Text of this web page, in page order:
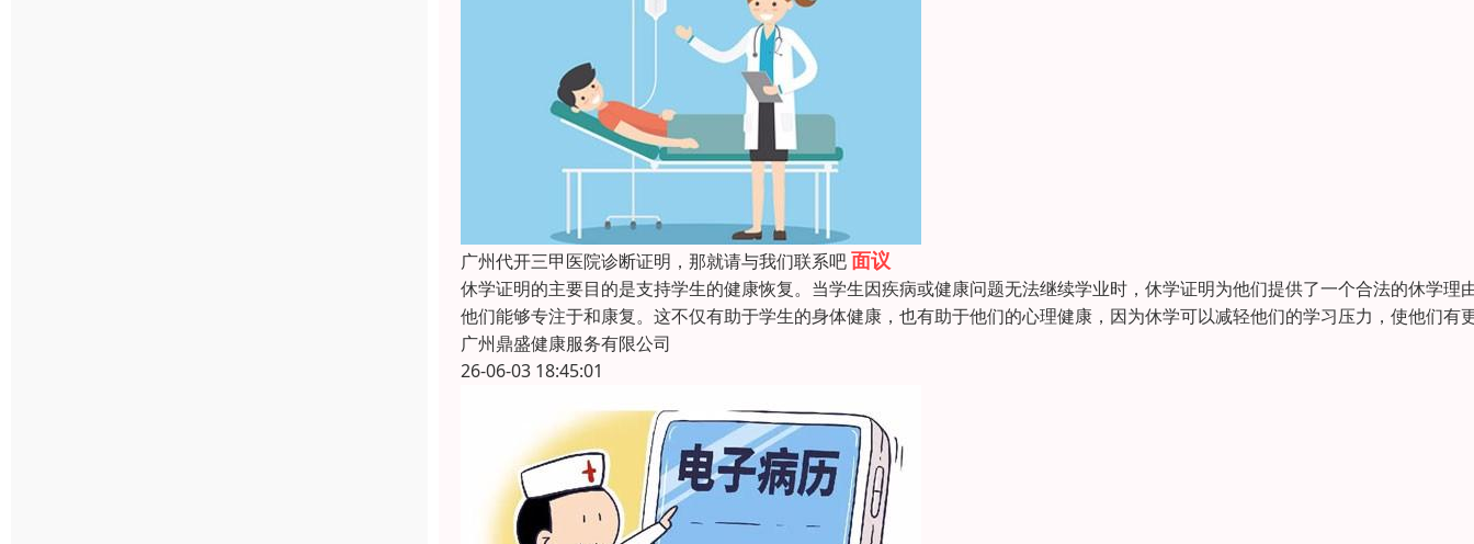
广州代开三甲医院诊断证明，那就请与我们联系吧面议
休学证明的主要目的是支持学生的健康恢复。当学生因疾病或健康问题无法继续学业时，休学证明为他们提供了一个合法的休学理
他们能够专注于和康复。这不仅有助于学生的身体健康，也有助于他们的心理健康，因为休学可以减轻他们的学习压力，使他们有
广州鼎盛健康服务有限公司
26-06-03 18:45:01